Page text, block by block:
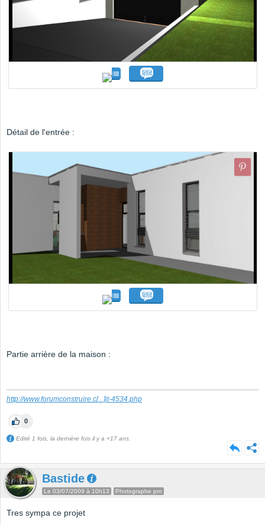
Détail de l'entrée :
Partie arrière de la maison :
http://www.forumconstruire.c[...]it-4534.php
0
Edité 1 fois, la dernière fois il y a +17 ans.
Bastide
Le 03/07/2009 à 10h13 Photographe pro
Tres sympa ce projet